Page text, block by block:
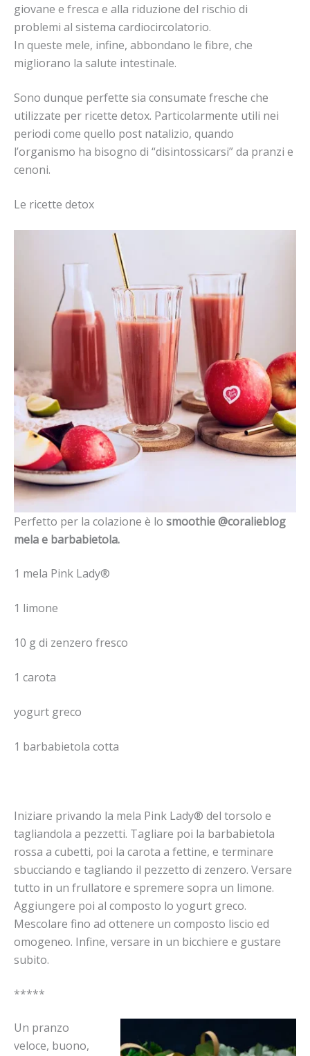
giovane e fresca e alla riduzione del rischio di
problemi al sistema cardiocircolatorio.
In queste mele, infine, abbondano le fibre, che
migliorano la salute intestinale.
Sono dunque perfette sia consumate fresche che
utilizzate per ricette detox. Particolarmente utili nei
periodi come quello post natalizio, quando
l’organismo ha bisogno di “disintossicarsi” da pranzi e
cenoni.
Le ricette detox
Perfetto per la colazione è lo smoothie @coralieblog
mela e barbabietola.
1 mela Pink Lady®
1 limone
10 g di zenzero fresco
1 carota
yogurt greco
1 barbabietola cotta
Iniziare privando la mela Pink Lady® del torsolo e
tagliandola a pezzetti. Tagliare poi la barbabietola
rossa a cubetti, poi la carota a fettine, e terminare
sbucciando e tagliando il pezzetto di zenzero. Versare
tutto in un frullatore e spremere sopra un limone.
Aggiungere poi al composto lo yogurt greco.
Mescolare fino ad ottenere un composto liscio ed
omogeneo. Infine, versare in un bicchiere e gustare
subito.
*****
Un pranzo
veloce, buono,